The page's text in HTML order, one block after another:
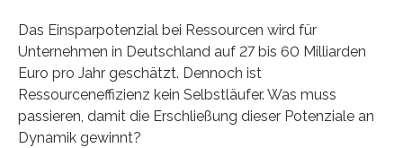
Das Einsparpotenzial bei Ressourcen wird für
Unternehmen in Deutschland auf 27 bis 60 Milliarden
Euro pro Jahr geschätzt. Dennoch ist
Ressourceneffizienz kein Selbstläufer. Was muss
passieren, damit die Erschließung dieser Potenziale an
Dynamik gewinnt?